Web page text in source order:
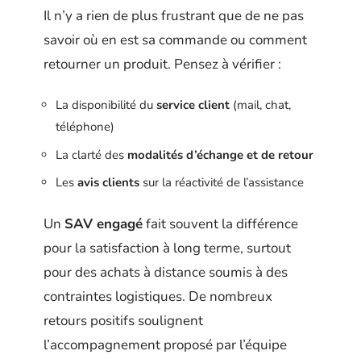
Il n’y a rien de plus frustrant que de ne pas
savoir où en est sa commande ou comment
retourner un produit. Pensez à vérifier :
La disponibilité du service client (mail, chat,
téléphone)
La clarté des modalités d’échange et de retour
Les avis clients sur la réactivité de l’assistance
Un SAV engagéfait souvent la différence
pour la satisfaction à long terme, surtout
pour des achats à distance soumis à des
contraintes logistiques. De nombreux
retours positifs soulignent
l’accompagnement proposé par l’équipe